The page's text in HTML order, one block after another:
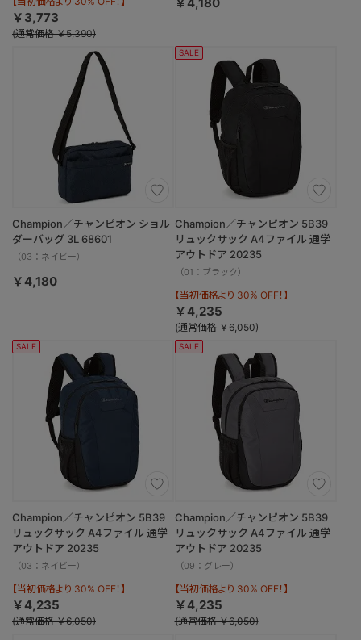
￥3,773
(通常価格 ￥5,390)
Champion／チャンピオン ショル
ダーバッグ 3L 68601
（03：ネイビー）
￥4,180
SALE
Champion／チャンピオン 5B39
リュックサック A4ファイル 通学
アウトドア 20235
（01：ブラック）
【当初価格より 30% OFF！】
￥4,235
(通常価格 ￥6,050)
SALE
Champion／チャンピオン 5B39
リュックサック A4ファイル 通学
アウトドア 20235
（03：ネイビー）
【当初価格より 30% OFF！】
￥4,235
(通常価格 ￥6,050)
SALE
Champion／チャンピオン 5B39
リュックサック A4ファイル 通学
アウトドア 20235
（09：グレー）
【当初価格より 30% OFF！】
￥4,235
(通常価格 ￥6,050)